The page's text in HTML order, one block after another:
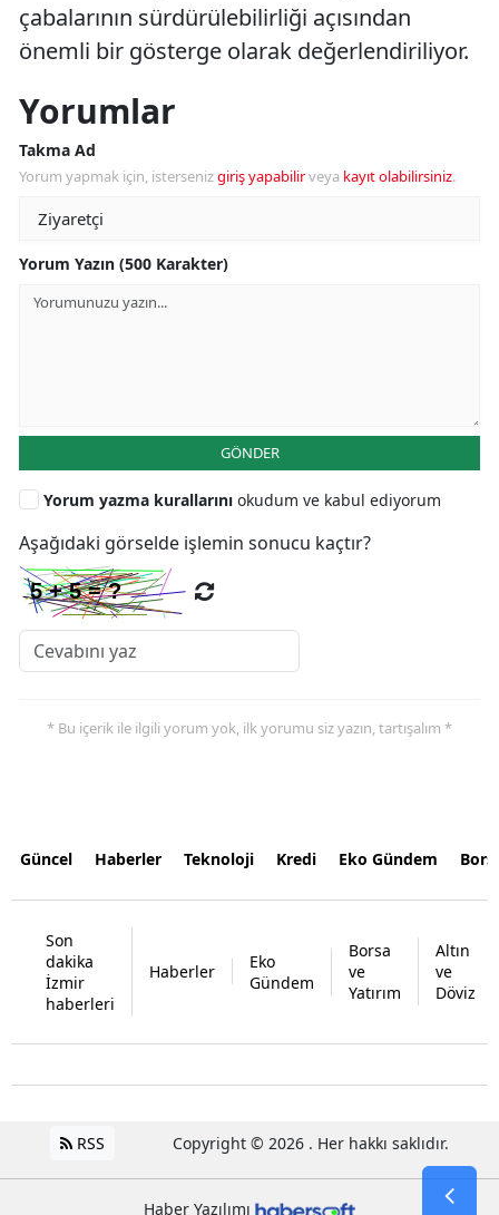
çabalarının sürdürülebilirliği açısından
önemli bir gösterge olarak değerlendiriliyor.
Yorumlar
Takma Ad
Yorum yapmak için, istersenizgiriş yapabilirveya kayıt olabilirsiniz.
Yorum Yazın (500 Karakter)
GÖNDER
Yorum yazma kurallarını okudum ve kabul ediyorum
Aşağıdaki görselde işlemin sonucu kaçtır?
* Bu içerik ile ilgili yorum yok, ilk yorumu siz yazın, tartışalım *
Güncel Haberler Teknoloji Kredi Eko Gündem
Son
dakika
İzmir
haberleri
Haberler
Eko
Gündem
Borsa
ve
Yatırım
Altın
ve
Döviz
RSS Copyright © 2026 . Her hakkı saklıdır.
Haber Yazılımı